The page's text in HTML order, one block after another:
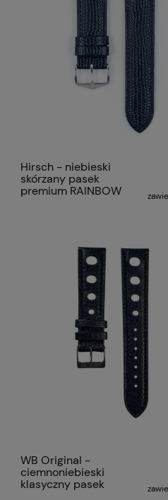
Hirsch - niebieski
skórzany pasek
premium RAINBOW
WB Original -
ciemnoniebieski
klasyczny pasek